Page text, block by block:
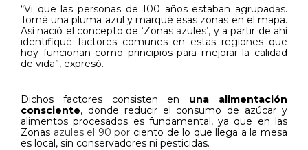
“Vi que las personas de 100 años estaban agrupadas.
Tomé una pluma azul y marqué esas zonas en el mapa.
Así nació el concepto de ‘Zonas azules’, y a partir de ahí
identifiqué factores comunes en estas regiones que
hoy funcionan como principios para mejorar la calidad
de vida”, expresó.
Dichos factores consisten en una alimentación
consciente, donde reducir el consumo de azúcar y
alimentos procesados es fundamental, ya que en las
Zonas azules el 90 por ciento de lo que llega a la mesa
es local, sin conservadores ni pesticidas.